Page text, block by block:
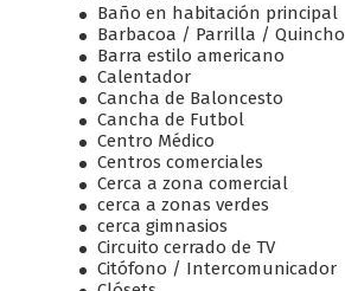
Baño en habitación principal
Barbacoa / Parrilla / Quincho
Barra estilo americano
Calentador
Cancha de Baloncesto
Cancha de Futbol
Centro Médico
Centros comerciales
Cerca a zona comercial
cerca a zonas verdes
cerca gimnasios
Circuito cerrado de TV
Citófono / Intercomunicador